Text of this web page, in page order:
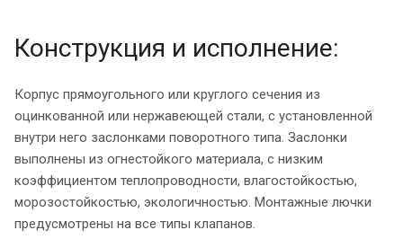
Конструкция и исполнение:
Корпус прямоугольного или круглого сечения из
оцинкованной или нержавеющей стали, с установленной
внутри него заслонками поворотного типа. Заслонки
выполнены из огнестойкого материала, с низким
коэффициентом теплопроводности, влагостойкостью,
морозостойкостью, экологичностью. Монтажные лючки
предусмотрены на все типы клапанов.